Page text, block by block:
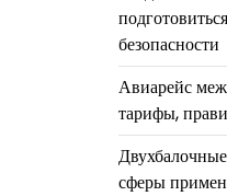
безопасности
Авиарейс
тарифы,
сферы